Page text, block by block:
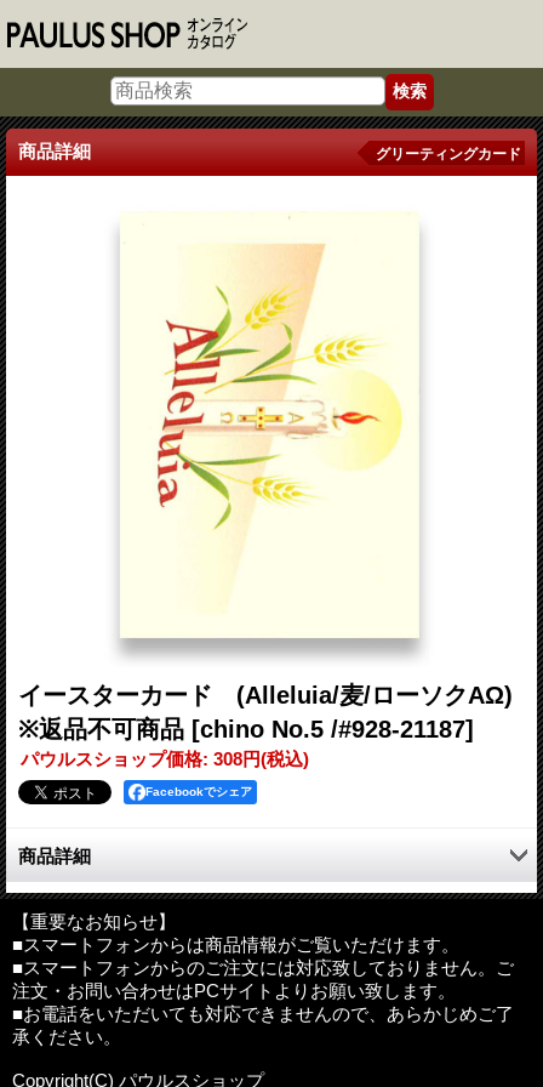
商品詳細 グリーティングカード
イースターカード (Alleluia/麦/ローソクAΩ)
※返品不可商品 [chino No.5 /#928-21187]
パウルスショップ価格: 308円(税込)
Facebookでシェア
商品詳細
イースター（復活祭）はイエスの復活を祝うキリスト教の大事な
祝典です。
春の到来や新しい生命の始まりを祝う時でもあります。
茅野レデンプトリスチン修道院製
サイズ：約150mm×105mm（二つ折りの状態）
その他：中紙、封筒付き（白）
【重要なお知らせ】
■スマートフォンからは商品情報がご覧いただけます。
■スマートフォンからのご注文には対応致しておりません。ご
注文・お問い合わせはPCサイトよりお願い致します。
■お電話をいただいても対応できませんので、あらかじめご了
承ください。
Copyright(C) パウルスショップ